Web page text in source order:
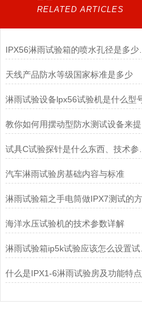
RELATED ARTICLES
IPX56淋雨试验箱的喷水孔径是多少呢？
天线产品防水等级国家标准是多少
淋雨试验设备lpx56试验机是什么型
汽车淋雨试验房基础内容与标准
淋雨试验箱之手电筒做IPX7测试的
海洋水压试验机的技术参数详解
淋雨试验箱
什么是IPX1-6淋雨试验房及功能特点